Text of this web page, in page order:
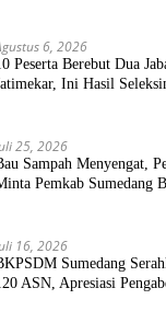
6, 2026
Peserta Berebut Dua
Ini Hasil
25, 2026
Sampah Menyengat,
Pemkab Sumedang
16, 2026
Sumedang
ASN, Apresiasi